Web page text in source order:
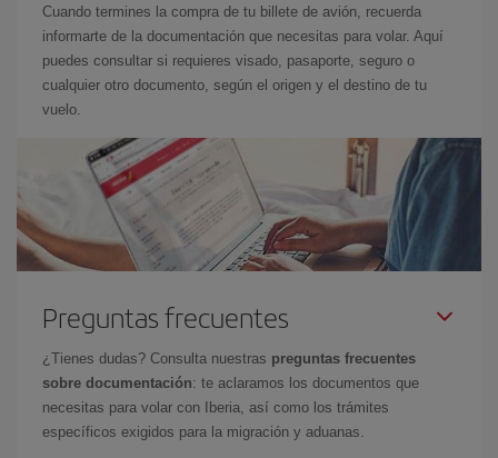
Cuando termines la compra de tu billete de avión, recuerda
informarte de la documentación que necesitas para volar. Aquí
puedes consultar si requieres visado, pasaporte, seguro o
cualquier otro documento, según el origen y el destino de tu
vuelo.
Preguntas frecuentes
¿Tienes dudas? Consulta nuestras preguntas frecuentes
sobre documentación: te aclaramos los documentos que
necesitas para volar con Iberia, así como los trámites
específicos exigidos para la migración y aduanas.